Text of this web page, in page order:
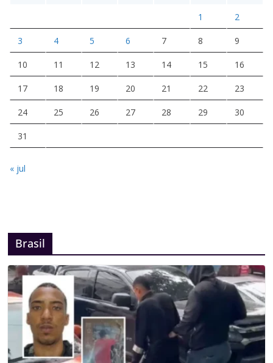
1 2
3 4 5 6 7 8 9
10 11 12 13 14 15 16
17 18 19 20 21 22 23
24 25 26 27 28 29 30
31
« jul
Brasil